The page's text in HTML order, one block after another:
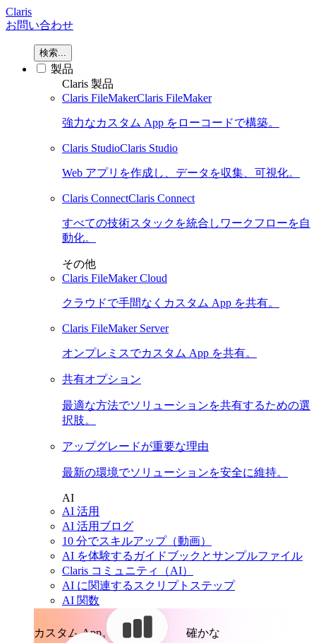
Claris
お問い合わせ
検索...
製品
Claris 製品
Claris FileMakerClaris FileMaker
強力なカスタム App をローコードで構築。
Claris StudioClaris Studio
Web アプリを作成し、データを収集、可視化。
Claris ConnectClaris Connect
すべての技術スタックを統合しワークフローを自
動化。
その他
Claris FileMaker Cloud
クラウドで手間なくカスタム App を共有。
Claris FileMaker Server
オンプレミスでカスタム App を共有。
共有オプション
最適な方法でソリューションを共有するための選
択肢。
アップグレードが重要な理由
最新の環境でソリューションを安全に維持。
AI
AI 活用
AI 活用ブログ
10 分でスキルアップ（動画）
AI を体験するガイドブックとサンプルファイル
Claris コミュニティ（AI）
AI に関連するスクリプトステップ
AI 関数
カスタム App。 確かな